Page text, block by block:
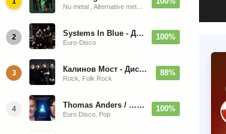
2 Systems In Blue - Дискография (2020-2026)
Euro-Disco
100%
3 Калинов Мост - Дискография (1986-2026)
Rock, Folk Rock
88%
4 Thomas Anders / … Sings Modern Talking: The Best hi-res
Euro Disco, Pop
100%